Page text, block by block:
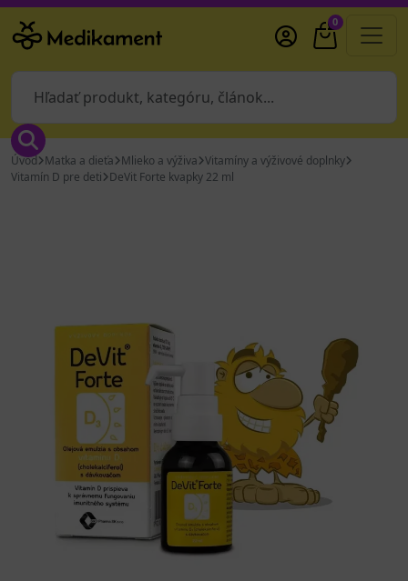
0
Úvod Matka a dieťa Mlieko a výživa Vitamíny a výživové doplnky
Vitamín D pre deti DeVit Forte kvapky 22 ml